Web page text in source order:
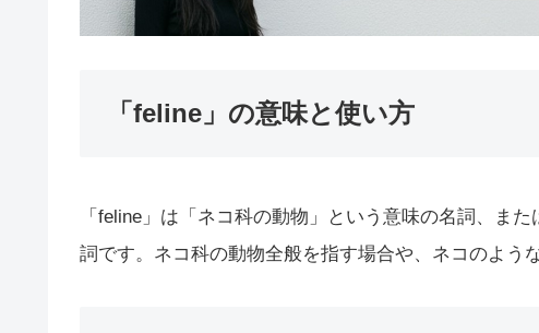
「feline」の意味と使い方
「feline」は「ネコ科の動物」という意味の名詞、ま
詞です。ネコ科の動物全般を指す場合や、ネコのよう